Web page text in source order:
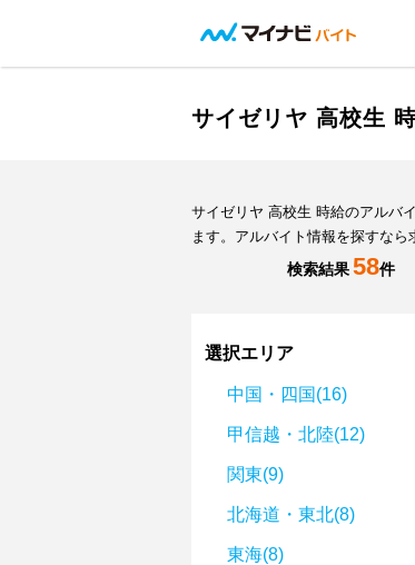
サイゼリヤ 高校生
サイゼリヤ 高校生 時給のアルバ
ます。アルバイト情報を探すなら
検索結果58件
選択エリア
中国・四国(16)
甲信越・北陸(12)
関東(9)
北海道・東北(8)
東海(8)